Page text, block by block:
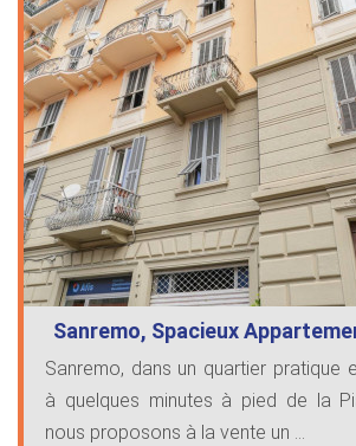
Sanremo, Spacieux
…
Sanremo, dans un quartier pratique
à quelques minutes à pied de la
nous proposons à la vente un ...